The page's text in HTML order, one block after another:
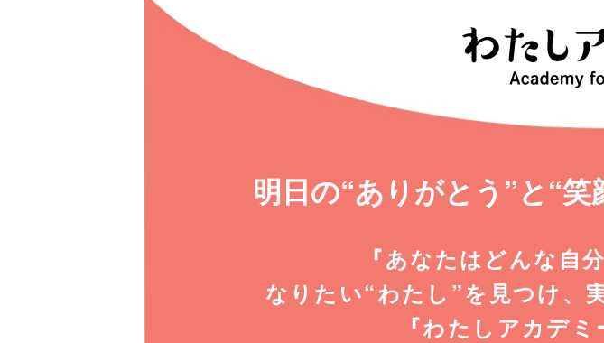
明日の“ありがとう”と“笑
『あなたはどんな自
なりたい“わたし”を見つけ、
『わたしアカデミ